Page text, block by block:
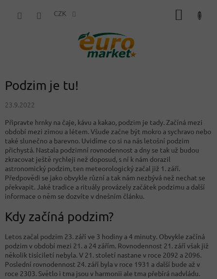
CZK
Podzim je tu!
23.9.2022
Připravte hrnky na čaje, kávu a kakao, podzim je tady. Začíná mezi
období mezi zimou a létem. Všude začne být mokro a sychravo nebo
také slunečno a barevno. Uvidíme co si na nás letošní podzim
přichystá. Nastala podzimní rovnodennost a dny se tak už budou
zkracovat ještě rychleji než doposud, s ní k nám dorazil
astronomický podzim, ten meteorologický začal již 1. září.
Předpovědi se jako obvykle různí a tak nám nezbývá než nechat se
překvapit. Jaké tradice a rituály provázely začátek podzimu a další
informace o něm se dozvíte v dnešním článku.
Kdy začíná podzim?
Letos začal podzim 23. září ve 3 hodiny a 4 minuty. Obvykle začíná
podzim v období mezi 21. a 24 zářím. Rovnodennost 21. září však již
několik tisíciletí nebyla. V 21. století nastane v roce 2092 a 2096.
Poslední rovnodennost 24. září byla v roce 1931 a další bude až v
roce 2303. Světlo i tma jsou v harmonii ale tma přebírá nadvládu.